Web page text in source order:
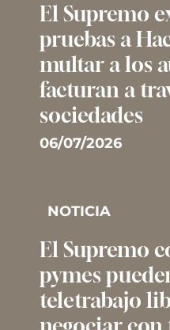
El Supremo
pruebas a
multar a los
facturan a
sociedades
06/07/2026
NOTICIA
El Supremo
pymes
teletrabajo